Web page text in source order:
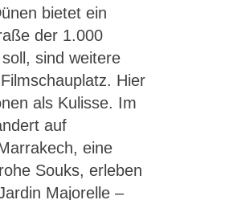
bietet ein
der 1.000
sind weitere
Hier
als Kulisse. Im
auf
eine
Souks, erleben
Majorelle –